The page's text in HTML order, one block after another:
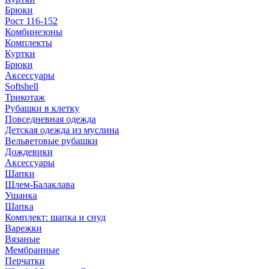
Брюки
Рост 116-152
Комбинезоны
Комплекты
Куртки
Брюки
Аксессуары
Softshell
Трикотаж
Рубашки в клетку
Повседневная одежда
Детская одежда из муслина
Вельветовые рубашки
Дождевики
Аксессуары
Шапки
Шлем-Балаклава
Ушанка
Шапка
Комплект: шапка и снуд
Варежки
Вязаные
Мембранные
Перчатки